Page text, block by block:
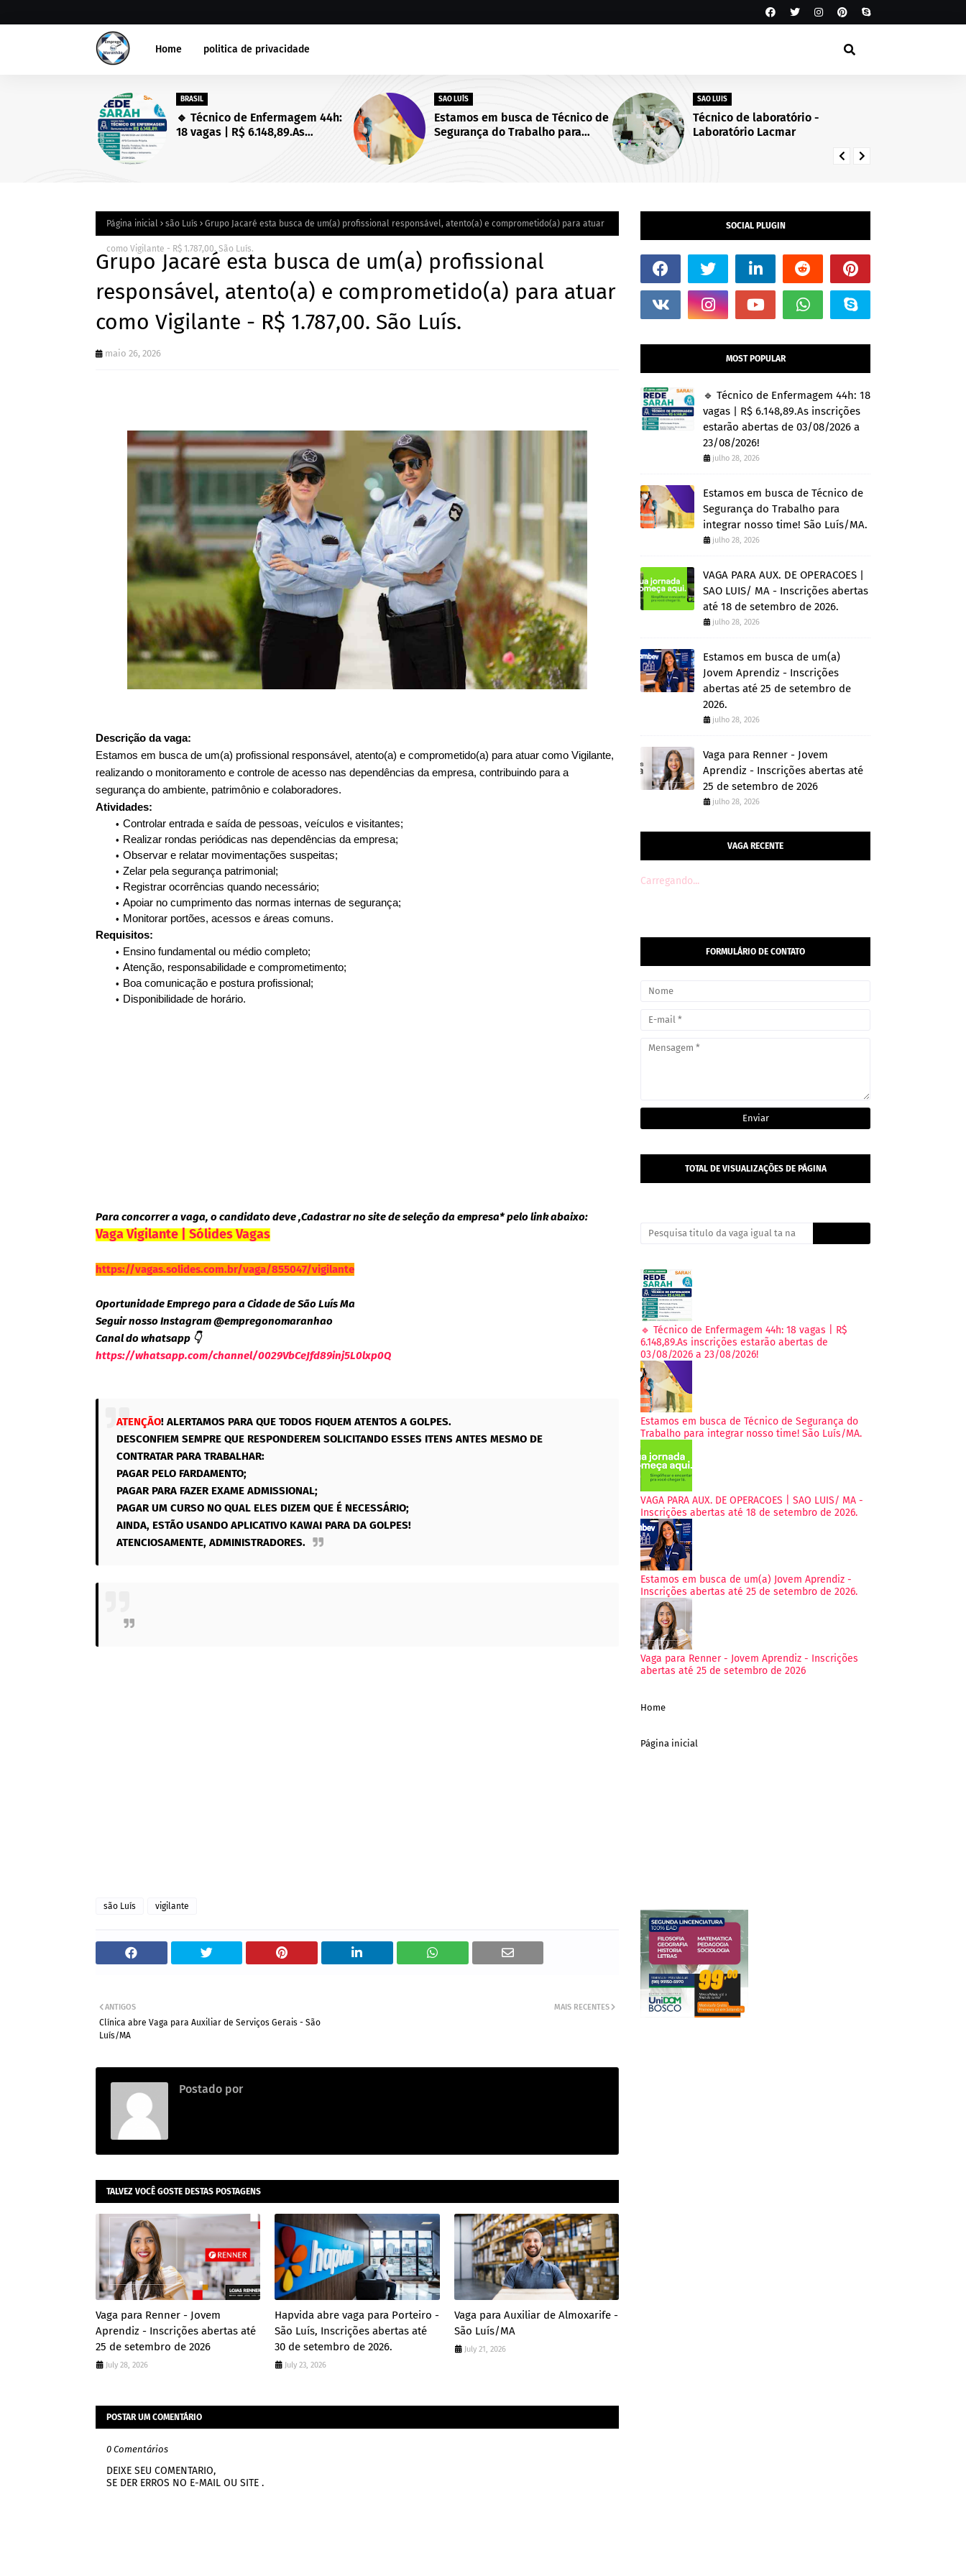
Home politica de privacidade
BRASIL
🔹 Técnico de Enfermagem 44h:
18 vagas | R$ 6.148,89.As
SAO LUÍS
Estamos em busca de Técnico de
Segurança do Trabalho para
SAO LUIS
Técnico de laboratório -
Laboratório Lacmar
Página inicial são Luís Grupo Jacaré esta busca de um(a) profissional responsável, atento(a) e comprometido(a) para atuar
como Vigilante - R$ 1.787,00. São Luís.
Grupo Jacaré esta busca de um(a) profissional
responsável, atento(a) e comprometido(a) para atuar
como Vigilante - R$ 1.787,00. São Luís.
maio 26, 2026
Descrição da vaga:
Estamos em busca de um(a) profissional responsável, atento(a) e comprometido(a) para atuar como Vigilante,
realizando o monitoramento e controle de acesso nas dependências da empresa, contribuindo para a
segurança do ambiente, patrimônio e colaboradores.
Atividades:
Controlar entrada e saída de pessoas, veículos e visitantes;
Realizar rondas periódicas nas dependências da empresa;
Observar e relatar movimentações suspeitas;
Zelar pela segurança patrimonial;
Registrar ocorrências quando necessário;
Apoiar no cumprimento das normas internas de segurança;
Monitorar portões, acessos e áreas comuns.
Requisitos:
Ensino fundamental ou médio completo;
Atenção, responsabilidade e comprometimento;
Boa comunicação e postura profissional;
Disponibilidade de horário.
Para concorrer a vaga, o candidato deve ,Cadastrar no site de seleção da empresa* pelo link abaixo:
Vaga Vigilante | Sólides Vagas
https://vagas.solides.com.br/vaga/855047/vigilante
Oportunidade Emprego para a Cidade de São Luís Ma
Seguir nosso Instagram @empregonomaranhao
Canal do whatsapp 👇
https://whatsapp.com/channel/0029VbCeJfd89inj5L0lxp0Q
ATENÇÃO! ALERTAMOS PARA QUE TODOS FIQUEM ATENTOS A GOLPES.
DESCONFIEM SEMPRE QUE RESPONDEREM SOLICITANDO ESSES ITENS ANTES MESMO DE
CONTRATAR PARA TRABALHAR:
PAGAR PELO FARDAMENTO;
PAGAR PARA FAZER EXAME ADMISSIONAL;
PAGAR UM CURSO NO QUAL ELES DIZEM QUE É NECESSÁRIO;
AINDA, ESTÃO USANDO APLICATIVO KAWAI PARA DA GOLPES!
ATENCIOSAMENTE, ADMINISTRADORES.
são Luís vigilante
MAIS RECENTES
ANTIGOS
Clínica abre Vaga para Auxiliar de Serviços Gerais - São
Luís/MA
Postado por
TALVEZ VOCÊ GOSTE DESTAS POSTAGENS
Vaga para Renner - Jovem
Aprendiz - Inscrições abertas até
25 de setembro de 2026
July 28, 2026
Hapvida abre vaga para Porteiro -
São Luís, Inscrições abertas até
30 de setembro de 2026.
July 23, 2026
Vaga para Auxiliar de Almoxarife -
São Luís/MA
July 21, 2026
POSTAR UM COMENTÁRIO
0 Comentários
DEIXE SEU COMENTARIO,
SE DER ERROS NO E-MAIL OU SITE .
SOCIAL PLUGIN
MOST POPULAR
🔹 Técnico de Enfermagem 44h: 18
vagas | R$ 6.148,89.As inscrições
estarão abertas de 03/08/2026 a
23/08/2026!
julho 28, 2026
Estamos em busca de Técnico de
Segurança do Trabalho para
integrar nosso time! São Luís/MA.
julho 28, 2026
VAGA PARA AUX. DE OPERACOES |
SAO LUIS/ MA - Inscrições abertas
até 18 de setembro de 2026.
julho 28, 2026
Estamos em busca de um(a)
Jovem Aprendiz - Inscrições
abertas até 25 de setembro de
2026.
julho 28, 2026
Vaga para Renner - Jovem
Aprendiz - Inscrições abertas até
25 de setembro de 2026
julho 28, 2026
VAGA RECENTE
Carregando...
FORMULÁRIO DE CONTATO
TOTAL DE VISUALIZAÇÕES DE PÁGINA
🔹 Técnico de Enfermagem 44h: 18 vagas | R$
6.148,89.As inscrições estarão abertas de
03/08/2026 a 23/08/2026!
Estamos em busca de Técnico de Segurança do
Trabalho para integrar nosso time! São Luís/MA.
VAGA PARA AUX. DE OPERACOES | SAO LUIS/ MA -
Inscrições abertas até 18 de setembro de 2026.
Estamos em busca de um(a) Jovem Aprendiz -
Inscrições abertas até 25 de setembro de 2026.
Vaga para Renner - Jovem Aprendiz - Inscrições
abertas até 25 de setembro de 2026
Home
Página inicial